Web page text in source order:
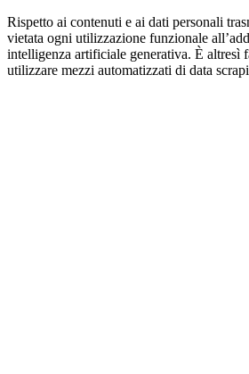
Rispetto ai contenuti e ai dati personali
vietata ogni utilizzazione funzionale
intelligenza artificiale generativa. È altresì
utilizzare mezzi automatizzati di data